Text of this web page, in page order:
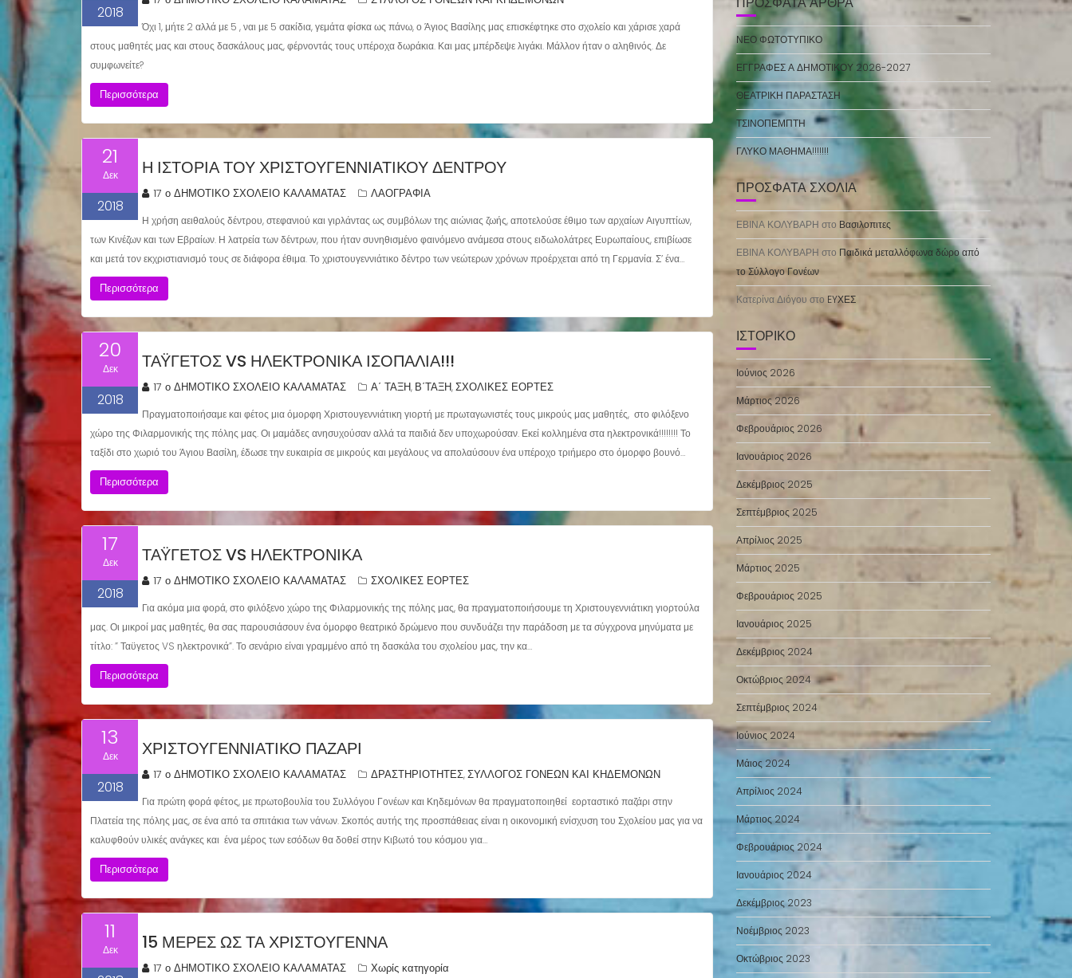
2018
Όχι 1, μήτε 2 αλλά με 5 , ναι με 5 σακίδια, γεμάτα φίσκα ως πάνω, ο Άγιος Βασίλης μας επισκέφτηκε στο σχολείο και χάρισε χαρά
στους μαθητές μας και στους δασκάλους μας, φέρνοντάς τους υπέροχα δωράκια. Και μας μπέρδεψε λιγάκι. Μάλλον ήταν ο αληθινός. Δε
συμφωνείτε?
Περισσότερα
21
Δεκ
2018
Η ΙΣΤΟΡΊΑ ΤΟΥ ΧΡΙΣΤΟΥΓΕΝΝΙΆΤΙΚΟΥ ΔΈΝΤΡΟΥ
17 ο ΔΗΜΟΤΙΚΟ ΣΧΟΛΕΙΟ ΚΑΛΑΜΑΤΑΣ ΛΑΟΓΡΑΦΙΑ
Η χρήση αειθαλούς δέντρου, στεφανιού και γιρλάντας ως συμβόλων της αιώνιας ζωής, αποτελούσε έθιμο των αρχαίων Αιγυπτίων,
των Κινέζων και των Εβραίων. Η λατρεία των δέντρων, που ήταν συνηθισμένο φαινόμενο ανάμεσα στους ειδωλολάτρες Ευρωπαίους, επιβίωσε
και μετά τον εκχριστιανισμό τους σε διάφορα έθιμα. Το χριστουγεννιάτικο δέντρο των νεώτερων χρόνων προέρχεται από τη Γερμανία. Σ’ ένα…
Περισσότερα
20
Δεκ
2018
ΤΑΫΓΕΤΟΣ VS ΗΛΕΚΤΡΟΝΙΚΑ ΙΣΟΠΑΛΙΑ!!!
17 ο ΔΗΜΟΤΙΚΟ ΣΧΟΛΕΙΟ ΚΑΛΑΜΑΤΑΣ Α΄ ΤΑΞΗ, Β΄ΤΑΞΗ,ΣΧΟΛΙΚΕΣ ΕΟΡΤΕΣ
Πραγματοποιήσαμε και φέτος μια όμορφη Χριστουγεννιάτικη γιορτή με πρωταγωνιστές τους μικρούς μας μαθητές, στο φιλόξενο
χώρο της Φιλαρμονικής της πόλης μας. Οι μαμάδες ανησυχούσαν αλλά τα παιδιά δεν υποχωρούσαν. Εκεί κολλημένα στα ηλεκτρονικά!!!!!!!! Το
ταξίδι στο χωριό του Άγιου Βασίλη, έδωσε την ευκαιρία σε μικρούς και μεγάλους να απολαύσουν ένα υπέροχο τριήμερο στο όμορφο βουνό…
Περισσότερα
17
Δεκ
2018
ΤΑΫΓΕΤΟΣ VS ΗΛΕΚΤΡΟΝΙΚΑ
17 ο ΔΗΜΟΤΙΚΟ ΣΧΟΛΕΙΟ ΚΑΛΑΜΑΤΑΣ ΣΧΟΛΙΚΕΣ ΕΟΡΤΕΣ
Για ακόμα μια φορά, στο φιλόξενο χώρο της Φιλαρμονικής της πόλης μας, θα πραγματοποιήσουμε τη Χριστουγεννιάτικη γιορτούλα
μας. Οι μικροί μας μαθητές, θα σας παρουσιάσουν ένα όμορφο θεατρικό δρώμενο που συνδυάζει την παράδοση με τα σύγχρονα μηνύματα με
τίτλο: ” Ταϋγετος VS ηλεκτρονικά”. Το σενάριο είναι γραμμένο από τη δασκάλα του σχολείου μας, την κα…
Περισσότερα
13
Δεκ
2018
ΧΡΙΣΤΟΥΓΕΝΝΙΆΤΙΚΟ ΠΑΖΆΡΙ
17 ο ΔΗΜΟΤΙΚΟ ΣΧΟΛΕΙΟ ΚΑΛΑΜΑΤΑΣ ΔΡΑΣΤΗΡΙΟΤΗΤΕΣ,ΣΥΛΛΟΓΟΣ ΓΟΝΕΩΝ ΚΑΙ ΚΗΔΕΜΟΝΩΝ
Για πρώτη φορά φέτος, με πρωτοβουλία του Συλλόγου Γονέων και Κηδεμόνων θα πραγματοποιηθεί εορταστικό παζάρι στην
Πλατεία της πόλης μας, σε ένα από τα σπιτάκια των νάνων. Σκοπός αυτής της προσπάθειας είναι η οικονομική ενίσχυση του Σχολείου μας για να
καλυφθούν υλικές ανάγκες και ένα μέρος των εσόδων θα δοθεί στην Κιβωτό του κόσμου για…
Περισσότερα
11
Δεκ 15 ΜΕΡΕΣ ΩΣ ΤΑ ΧΡΙΣΤΟΥΓΕΝΝΑ
17 ο ΔΗΜΟΤΙΚΟ ΣΧΟΛΕΙΟ ΚΑΛΑΜΑΤΑΣ Χωρίς κατηγορία
ΝΕΟ ΦΩΤΟΤΥΠΙΚΟ
ΕΓΓΡΑΦΕΣ Α ΔΗΜΟΤΙΚΟΥ 2026-2027
ΘΕΑΤΡΙΚΗ ΠΑΡΑΣΤΑΣΗ
ΤΣΙΝΟΠΕΜΠΤΗ
ΓΛΥΚΟ ΜΑΘΗΜΑ!!!!!!!
ΠΡΌΣΦΑΤΑ ΣΧΌΛΙΑ
ΕΒΙΝΑ ΚΟΛΥΒΑΡΗ στο Βασιλοπιτες
ΕΒΙΝΑ ΚΟΛΥΒΑΡΗ στο Παιδικά μεταλλόφωνα δώρο από
το Σύλλογο Γονέων
Κατερίνα Διόγου στο EYΧΕΣ
ΙΣΤΟΡΙΚΌ
Ιούνιος 2026
Μάρτιος 2026
Φεβρουάριος 2026
Ιανουάριος 2026
Δεκέμβριος 2025
Σεπτέμβριος 2025
Απρίλιος 2025
Μάρτιος 2025
Φεβρουάριος 2025
Ιανουάριος 2025
Δεκέμβριος 2024
Οκτώβριος 2024
Σεπτέμβριος 2024
Ιούνιος 2024
Μάιος 2024
Απρίλιος 2024
Μάρτιος 2024
Φεβρουάριος 2024
Ιανουάριος 2024
Δεκέμβριος 2023
Νοέμβριος 2023
Οκτώβριος 2023